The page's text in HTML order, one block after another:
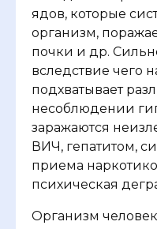
ядов, которые
организм,
почки и др.
вследствие чего
подхватывает
несоблюдении
заражаются
ВИЧ, гепатитом,
приема
психическая
Организм